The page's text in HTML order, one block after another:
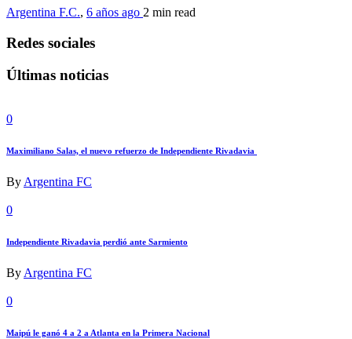
Argentina F.C., 6 años ago 2 min read
Redes sociales
Últimas noticias
0
Maximiliano Salas, el nuevo refuerzo de Independiente Rivadavia
By Argentina FC
0
Independiente Rivadavia perdió ante Sarmiento
By Argentina FC
0
Maipú le ganó 4 a 2 a Atlanta en la Primera Nacional